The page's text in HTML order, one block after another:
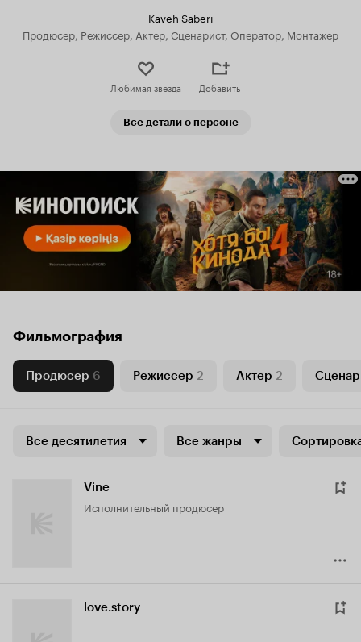
Kaveh Saberi
Продюсер, Режиссер, Актер, Сценарист, Оператор, Монтажер
Любимая звезда Добавить
Все детали о персоне
Фильмография
Продюсер 6 Режиссер 2 Актер 2
Все десятилетия Все жанры
Vine
исполнительный продюсер
love.story